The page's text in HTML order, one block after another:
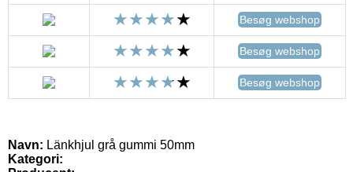
Besøg webshop
Besøg webshop
Besøg webshop
Navn: Länkhjul grå gummi 50mm
Kategori: